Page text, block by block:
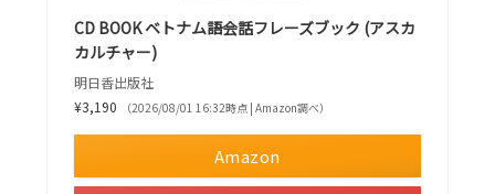
CD BOOK ベトナム語会話フレーズブック (アスカ
カルチャー)
明日香出版社
¥3,190
（2026/08/01 16:32時点 | Amazon調べ）
Amazon